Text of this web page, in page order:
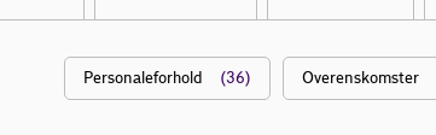
Personaleforhold (36) Overenskomster